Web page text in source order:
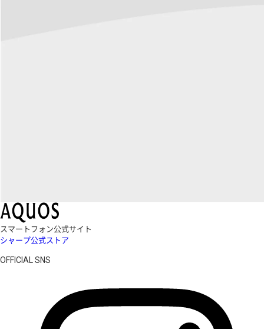
スマートフォン公式サイト
シャープ公式ストア
OFFICIAL SNS